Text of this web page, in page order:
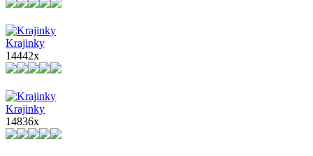
Krajinky
14442x
Krajinky
14836x